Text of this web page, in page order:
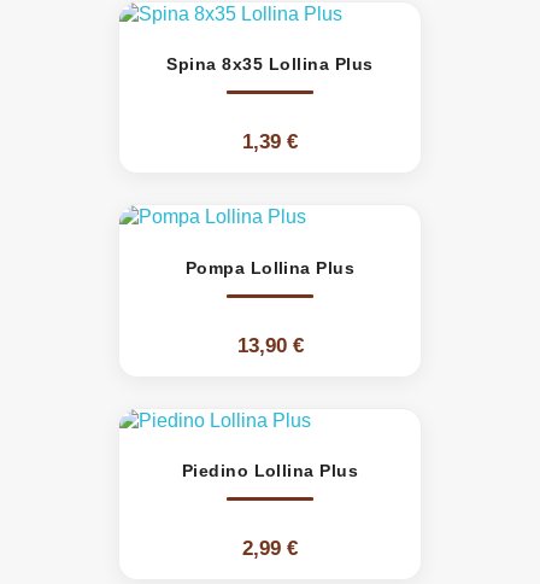
Spina 8x35 Lollina Plus
1,39 €
Pompa Lollina Plus
13,90 €
Piedino Lollina Plus
2,99 €